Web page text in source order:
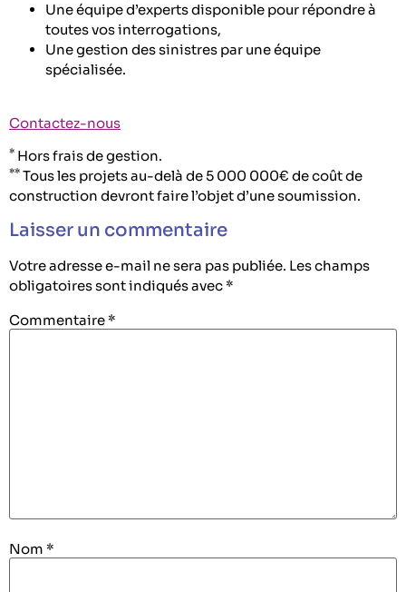
Une équipe d’experts disponible pour répondre à
toutes vos interrogations,
Une gestion des sinistres par une équipe
spécialisée.
Contactez-nous
* Hors frais de gestion.
** Tous les projets au-delà de 5 000 000€ de coût de
construction devront faire l’objet d’une soumission.
Laisser un commentaire
Votre adresse e-mail ne sera pas publiée. Les champs
obligatoires sont indiqués avec *
Commentaire *
Nom *